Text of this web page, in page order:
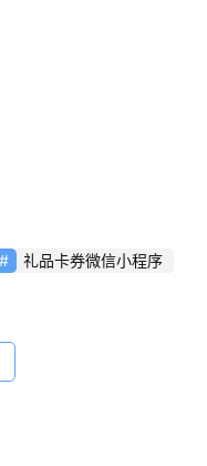
礼品卡券微信小程序